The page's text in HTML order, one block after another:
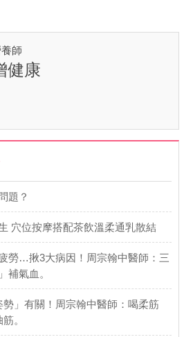
師
健康
題？
穴位按摩搭配茶飲溫柔通乳散結
勞…揪3大病因！周宗翰中醫師：三
補氣血。
」有關！周宗翰中醫師：喝柔筋
。